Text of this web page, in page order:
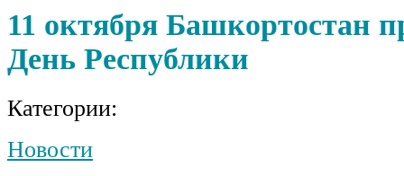
11 октября Башкортостан
День Республики
Категории:
Новости